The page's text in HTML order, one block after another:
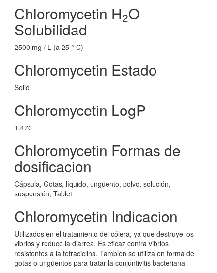
Chloromycetin H2O
Solubilidad
2500 mg / L (a 25 ° C)
Chloromycetin Estado
Solid
Chloromycetin LogP
1.476
Chloromycetin Formas de
dosificacion
Cápsula, Gotas, líquido, ungüento, polvo, solución,
suspensión, Tablet
Chloromycetin Indicacion
Utilizados en el tratamiento del cólera, ya que destruye los
vibrios y reduce la diarrea. Es eficaz contra vibrios
resistentes a la tetraciclina. También se utiliza en forma de
gotas o ungüentos para tratar la conjuntivitis bacteriana.